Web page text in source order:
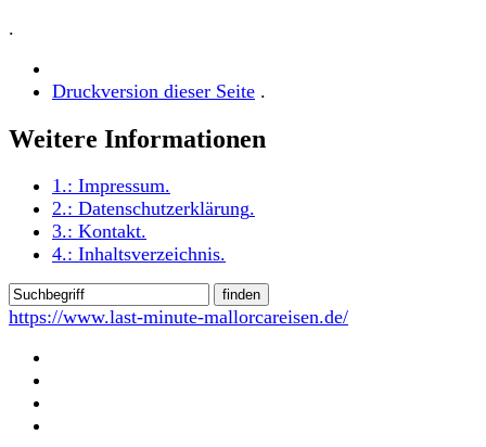
.
Druckversion dieser Seite .
Weitere Informationen
1.: Impressum.
2.: Datenschutzerklärung.
3.: Kontakt.
4.: Inhaltsverzeichnis.
https://www.last-minute-mallorcareisen.de/